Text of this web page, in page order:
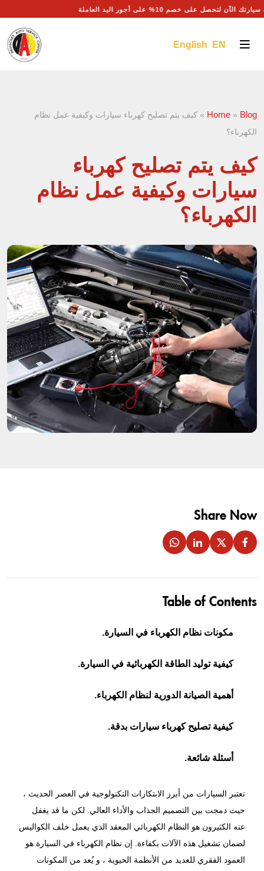
الآن لتحصل على خصم 10% على أجور اليد العاملة
English EN
Home » Blog
» كيف يتم تصليح كهرباء سيارات وكيفية عمل نظام
الكهرباء؟
كيف يتم تصليح كهرباء
سيارات وكيفية عمل نظام
الكهرباء؟
Share Now
Table of Contents
مكونات نظام الكهرباء في السيارة.
كيفية توليد الطاقة الكهربائية في السيارة.
أهمية الصيانة الدورية لنظام الكهرباء.
كيفية تصليح كهرباء سيارات بدقة.
أسئلة شائعة.
تعتبر السيارات من أبرز الابتكارات التكنولوجية في العصر الحديث ،
حيث دمجت بين التصميم الجذاب والأداء العالي. لكن ما قد يغفل
عنه الكثيرون هو النظام الكهربائي المعقد الذي يعمل خلف الكواليس
لضمان تشغيل هذه الآلات بكفاءة. إن نظام الكهرباء في السيارة هو
العمود الفقري للعديد من الأنظمة الحيوية ، و يُعد من المكونات